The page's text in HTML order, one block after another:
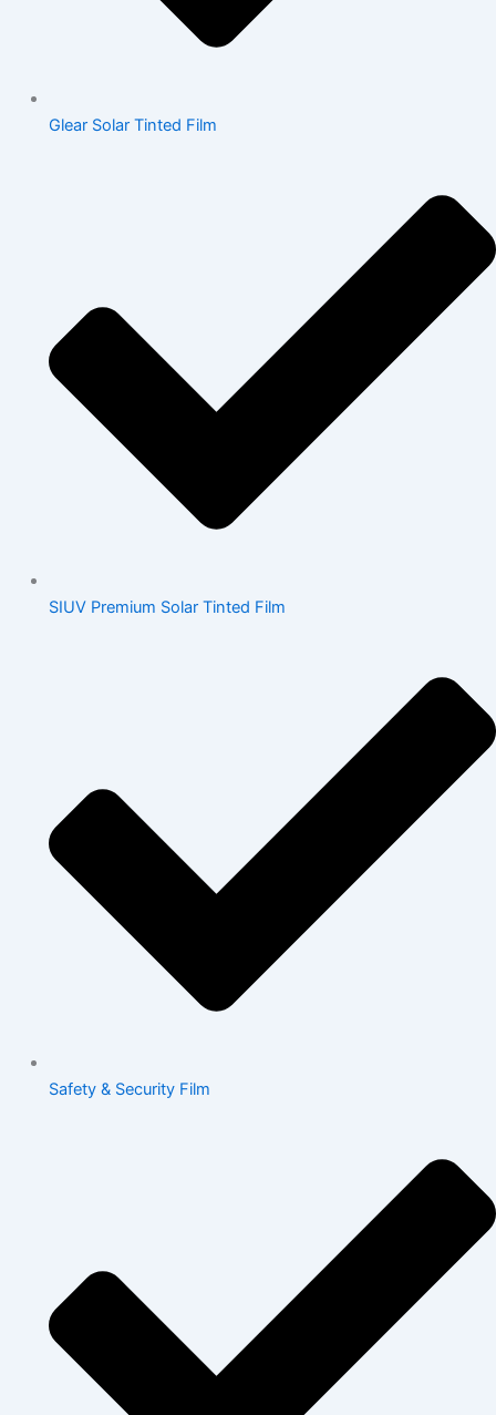
Glear Solar Tinted Film
SIUV Premium Solar Tinted Film
Safety & Security Film